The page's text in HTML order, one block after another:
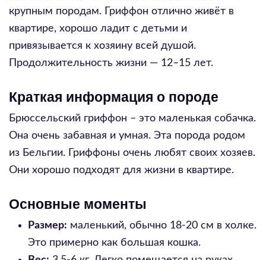
крупным породам. Гриффон отлично живёт в
квартире, хорошо ладит с детьми и
привязывается к хозяину всей душой.
Продолжительность жизни — 12–15 лет.
Краткая информация о породе
Брюссельский гриффон – это маленькая собачка.
Она очень забавная и умная. Эта порода родом
из Бельгии. Гриффоны очень любят своих хозяев.
Они хорошо подходят для жизни в квартире.
Основные моменты
Размер: маленький, обычно 18-20 см в холке.
Это примерно как большая кошка.